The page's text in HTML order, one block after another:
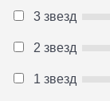
3 звезд
2 звезд
1 звезд